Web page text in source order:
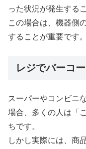
った状況が発生する
この場合は、機器側
することが重要です。
レジでバーコ
スーパーやコンビニ
場合、多くの人は「
ちです。
しかし実際には、商